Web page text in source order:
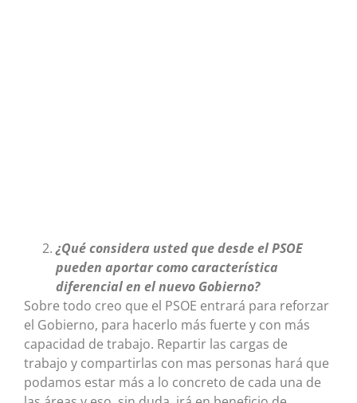
¿Qué considera usted que desde el PSOE
pueden aportar como característica
diferencial en el nuevo Gobierno?
Sobre todo creo que el PSOE entrará para reforzar
el Gobierno, para hacerlo más fuerte y con más
capacidad de trabajo. Repartir las cargas de
trabajo y compartirlas con mas personas hará que
podamos estar más a lo concreto de cada una de